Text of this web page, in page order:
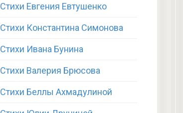
Стихи Евгения Евтушенко
Стихи Константина Симонова
Стихи Ивана Бунина
Стихи Валерия Брюсова
Стихи Беллы Ахмадулиной